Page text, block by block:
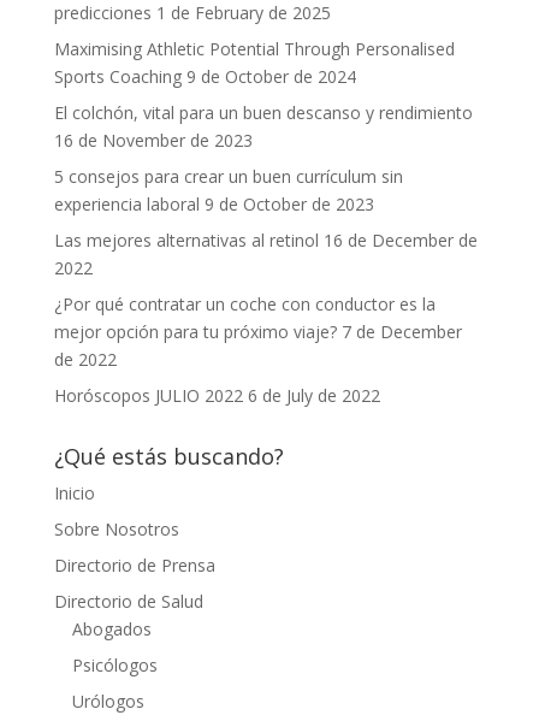
predicciones 1 de February de 2025
Maximising Athletic Potential Through Personalised
Sports Coaching 9 de October de 2024
El colchón, vital para un buen descanso y rendimiento
16 de November de 2023
5 consejos para crear un buen currículum sin
experiencia laboral 9 de October de 2023
Las mejores alternativas al retinol 16 de December de
2022
¿Por qué contratar un coche con conductor es la
mejor opción para tu próximo viaje? 7 de December
de 2022
Horóscopos JULIO 2022 6 de July de 2022
¿Qué estás buscando?
Inicio
Sobre Nosotros
Directorio de Prensa
Directorio de Salud
Abogados
Psicólogos
Urólogos